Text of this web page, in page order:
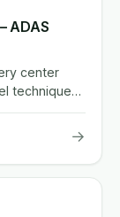
ADAS
center
technique
→